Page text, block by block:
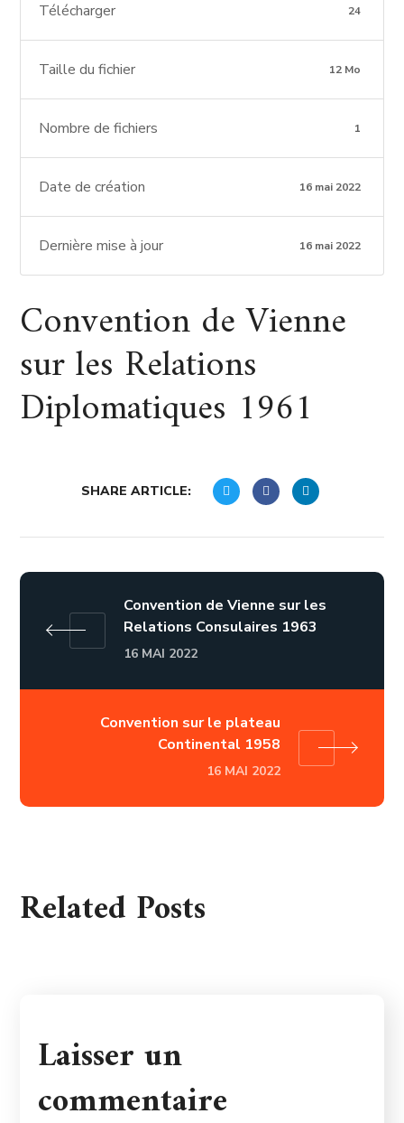
Télécharger 24
Taille du fichier 12 Mo
Nombre de fichiers 1
Date de création 16 mai 2022
Dernière mise à jour 16 mai 2022
Convention de Vienne
sur les Relations
Diplomatiques 1961
SHARE ARTICLE:
Convention de Vienne sur les
Relations Consulaires 1963
16 MAI 2022
Convention sur le plateau
Continental 1958
16 MAI 2022
Related Posts
Laisser un
commentaire